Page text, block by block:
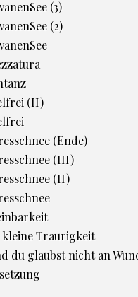
(3)
(2)
(II)
(Ende)
(III)
(II)
kleine Traurigkeit
du glaubst nicht an